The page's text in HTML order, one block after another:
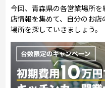
今回、青森県の各営業場所
店情報を集めて、自分のお
場所を探していきましょう。